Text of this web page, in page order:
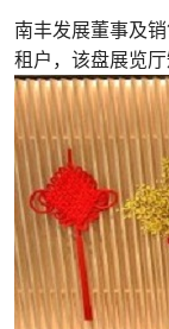
南丰发展董事及
租户，该盘展览